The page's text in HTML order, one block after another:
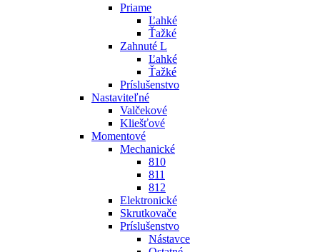
Priame
Ľahké
Ťažké
Zahnuté L
Ľahké
Ťažké
Príslušenstvo
Nastaviteľné
Valčekové
Kliešťové
Momentové
Mechanické
810
811
812
Elektronické
Skrutkovače
Príslušenstvo
Nástavce